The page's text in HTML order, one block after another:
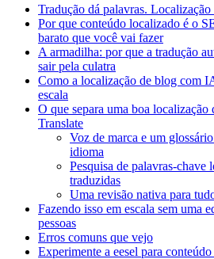
Tradução dá palavras. Localização
Por que conteúdo localizado é o
barato que você vai fazer
A armadilha: por que a tradução
sair pela culatra
Como a localização de blog com
escala
O que separa uma boa
Translate
Voz de marca e um
idioma
Pesquisa de palavras-chave
traduzidas
Uma revisão nativa para
Fazendo isso em escala sem uma
pessoas
Erros comuns que vejo
Experimente a eesel para